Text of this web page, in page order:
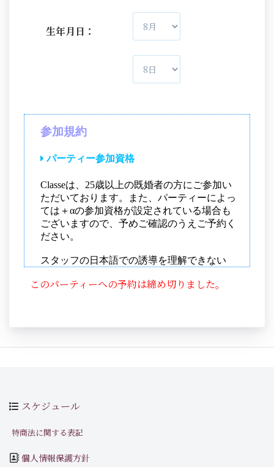
生年月日：
このパーティーへの予約は締め切りました。
スケジュール
特商法に関する表記
個人情報保護方針